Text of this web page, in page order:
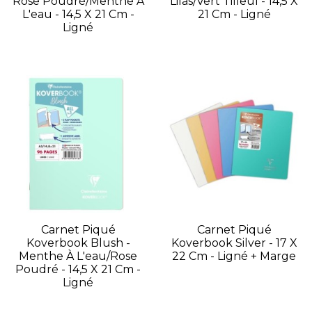
L'eau - 14,5 X 21 Cm -
Ligné
21 Cm - Ligné
Carnet Piqué
Koverbook Blush -
Menthe À L'eau/Rose
Poudré - 14,5 X 21 Cm -
Ligné
Carnet Piqué
Koverbook Silver - 17 X
22 Cm - Ligné + Marge